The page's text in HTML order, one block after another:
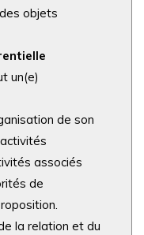
objets
un(e)
de son
associés
de
la relation et du